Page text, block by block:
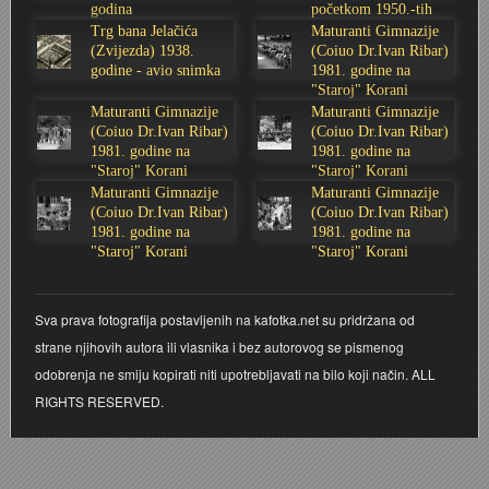
Stoljetna poplava 1939.
Tvornica potkivačkih čavala Mustad-Karlovac
Boksački klub Velebit
Banija - poplava 4. 12. 1966.
Autobusna stanica na Korzu
Auto cross
Mala scena 1987. - Le Cinema
Marina Perazić, Davor Tolja (Denis&Denis) i Edi
Maturanti Gimnazije 1988. godine
Motocross
Nepokoreni grad - Trojanski konj (epizoda)
Zavjet Petra Grgeca - 1998.
Mimohod 23. kolovoza 1995.
Ekonomska škola - ratne godine
Dubravko Halovanić - Ratne godine
Crkva Sv. Doroteje - 1991.
Frizerski salon Gerber (Kopf) - utemeljen 1924.
Gimnazijska i Ekonomska zbornica - Igor Mihelić
INKASATOR
Karlovački fotograf Josip Žunić
Obitelj Klemenčić
godina
početkom 1950.-tih
godina
Trg bana Jelačića
(Zvijezda) 1938.
godine - avio snimka
Maturanti Gimnazije
(Coiuo Dr.Ivan Ribar)
1981. godine na
"Staroj" Korani
Maturanti Gimnazije
(Coiuo Dr.Ivan Ribar)
1981. godine na
"Staroj" Korani
Maturanti Gimnazije
(Coiuo Dr.Ivan Ribar)
1981. godine na
"Staroj" Korani
Maturanti Gimnazije
(Coiuo Dr.Ivan Ribar)
1981. godine na
"Staroj" Korani
Maturanti Gimnazije
(Coiuo Dr.Ivan Ribar)
1981. godine na
"Staroj" Korani
Sva prava fotografija postavljenih na kafotka.net su pridržana od
strane njihovih autora ili vlasnika i bez autorovog se pismenog
odobrenja ne smiju kopirati niti upotrebljavati na bilo koji način. ALL
RIGHTS RESERVED.